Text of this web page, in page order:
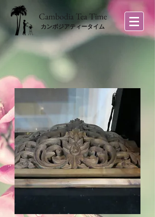
​Cambodia Tea Time
カンボジアティータイム